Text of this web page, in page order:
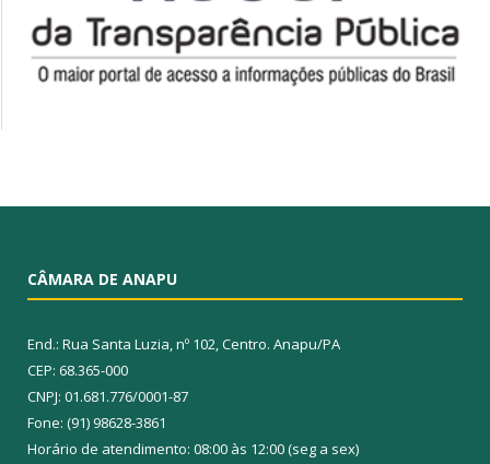
CÂMARA DE ANAPU
End.: Rua Santa Luzia, nº 102, Centro. Anapu/PA
CEP: 68.365-000
CNPJ: 01.681.776/0001-87
Fone: (91) 98628-3861
Horário de atendimento: 08:00 às 12:00 (seg a sex)